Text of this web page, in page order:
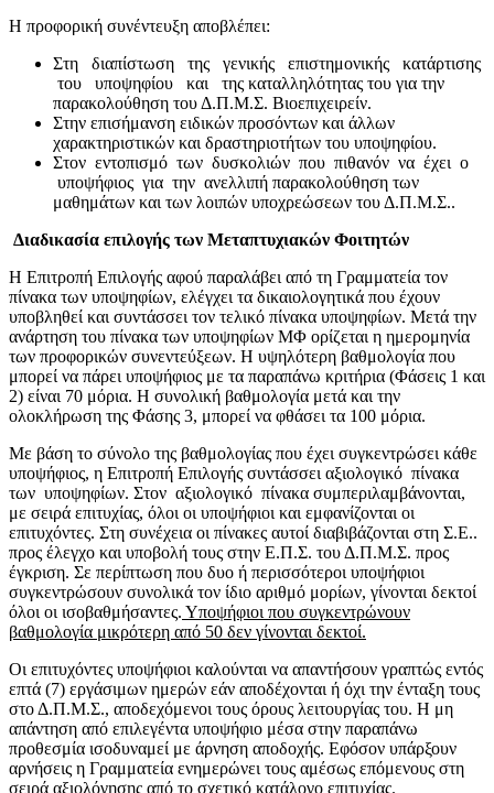
Η προφορική συνέντευξη αποβλέπει:
Στη διαπίστωση της γενικής επιστημονικής κατάρτισης
του υποψηφίου και της καταλληλότητας του για την
παρακολούθηση του Δ.Π.Μ.Σ. Βιοεπιχειρείν.
Στην επισήμανση ειδικών προσόντων και άλλων
χαρακτηριστικών και δραστηριοτήτων του υποψηφίου.
Στον εντοπισμό των δυσκολιών που πιθανόν να έχει ο
υποψήφιος για την ανελλιπή παρακολούθηση των
μαθημάτων και των λοιπών υποχρεώσεων του Δ.Π.Μ.Σ..
Διαδικασία επιλογής των Μεταπτυχιακών Φοιτητών
Η Επιτροπή Επιλογής αφού παραλάβει από τη Γραμματεία τον
πίνακα των υποψηφίων, ελέγχει τα δικαιολογητικά που έχουν
υποβληθεί και συντάσσει τον τελικό πίνακα υποψηφίων. Μετά την
ανάρτηση του πίνακα των υποψηφίων ΜΦ ορίζεται η ημερομηνία
των προφορικών συνεντεύξεων. Η υψηλότερη βαθμολογία που
μπορεί να πάρει υποψήφιος με τα παραπάνω κριτήρια (Φάσεις 1 και
2) είναι 70 μόρια. Η συνολική βαθμολογία μετά και την
ολοκλήρωση της Φάσης 3, μπορεί να φθάσει τα 100 μόρια.
Με βάση το σύνολο της βαθμολογίας που έχει συγκεντρώσει κάθε
υποψήφιος, η Επιτροπή Επιλογής συντάσσει αξιολογικό πίνακα
των υποψηφίων. Στον αξιολογικό πίνακα συμπεριλαμβάνονται,
με σειρά επιτυχίας, όλοι οι υποψήφιοι και εμφανίζονται οι
επιτυχόντες. Στη συνέχεια οι πίνακες αυτοί διαβιβάζονται στη Σ.Ε..
προς έλεγχο και υποβολή τους στην Ε.Π.Σ. του Δ.Π.Μ.Σ. προς
έγκριση. Σε περίπτωση που δυο ή περισσότεροι υποψήφιοι
συγκεντρώσουν συνολικά τον ίδιο αριθμό μορίων, γίνονται δεκτοί
όλοι οι ισοβαθμήσαντες. Υποψήφιοι που συγκεντρώνουν
βαθμολογία μικρότερη από 50 δεν γίνονται δεκτοί.
Οι επιτυχόντες υποψήφιοι καλούνται να απαντήσουν γραπτώς εντός
επτά (7) εργάσιμων ημερών εάν αποδέχονται ή όχι την ένταξη τους
στο Δ.Π.Μ.Σ., αποδεχόμενοι τους όρους λειτουργίας του. Η μη
απάντηση από επιλεγέντα υποψήφιο μέσα στην παραπάνω
προθεσμία ισοδυναμεί με άρνηση αποδοχής. Εφόσον υπάρξουν
αρνήσεις η Γραμματεία ενημερώνει τους αμέσως επόμενους στη
σειρά αξιολόγησης από το σχετικό κατάλογο επιτυχίας.